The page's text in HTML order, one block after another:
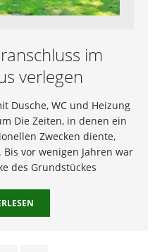
im
verlegen
Dusche, WC und Heizung
Die Zeiten, in denen ein
Zwecken diente,
vor wenigen Jahren war
des Grundstückes